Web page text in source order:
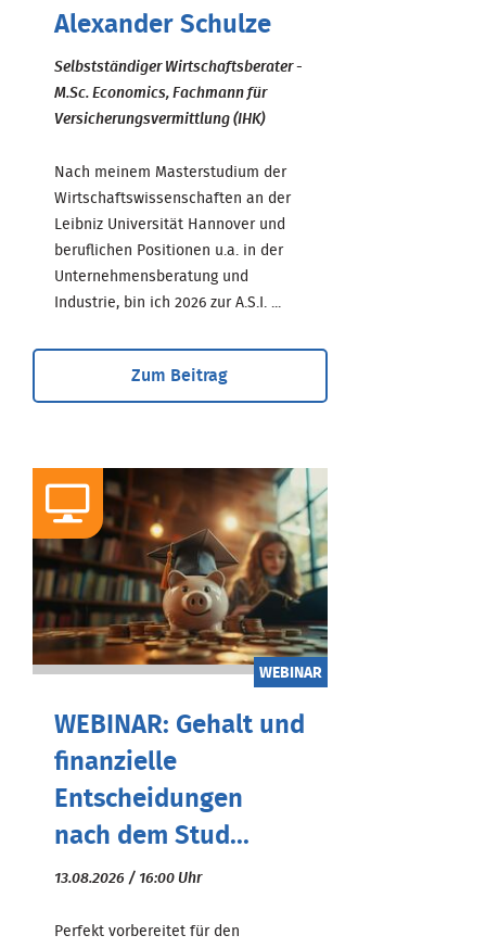
Alexander Schulze
Selbstständiger Wirtschaftsberater -
M.Sc. Economics, Fachmann für
Versicherungsvermittlung (IHK)
Nach meinem Masterstudium der
Wirtschaftswissenschaften an der
Leibniz Universität Hannover und
beruflichen Positionen u.a. in der
Unternehmensberatung und
Industrie, bin ich 2026 zur A.S.I. ...
Zum Beitrag
WEBINAR
WEBINAR: Gehalt und
finanzielle
Entscheidungen
nach dem Stud...
13.08.2026 / 16:00 Uhr
Perfekt vorbereitet für den